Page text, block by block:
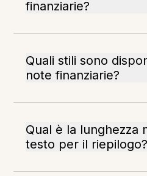
finanziarie?
Quali stili sono
note finanziarie?
Qual è la lunghezza
testo per il riepilogo?